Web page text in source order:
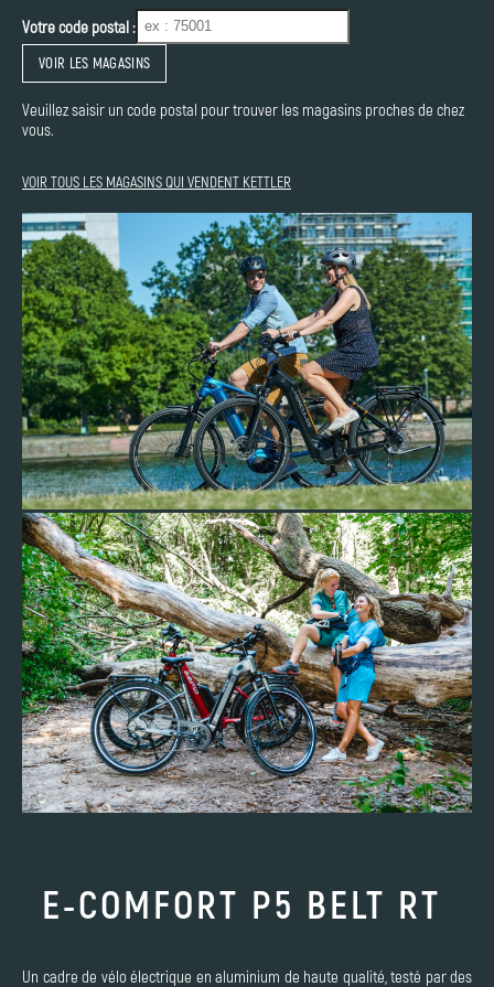
Votre code postal :
VOIR LES MAGASINS
Veuillez saisir un code postal pour trouver les magasins proches de chez
vous.
VOIR TOUS LES MAGASINS QUI VENDENT KETTLER
E-COMFORT P5 BELT RT
Un cadre de vélo électrique en aluminium de haute qualité, testé par des